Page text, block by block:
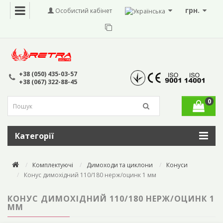
грн.
Особистий кабінет
+38 (050) 435-03-57
+38 (067) 322-88-45
0
Категорії
Комплектуючі Димоходи та циклони
Конуси
Конус димохідний 110/180 нерж/оцинк 1 мм
КОНУС ДИМОХІДНИЙ 110/180 НЕРЖ/ОЦИНК 1
ММ